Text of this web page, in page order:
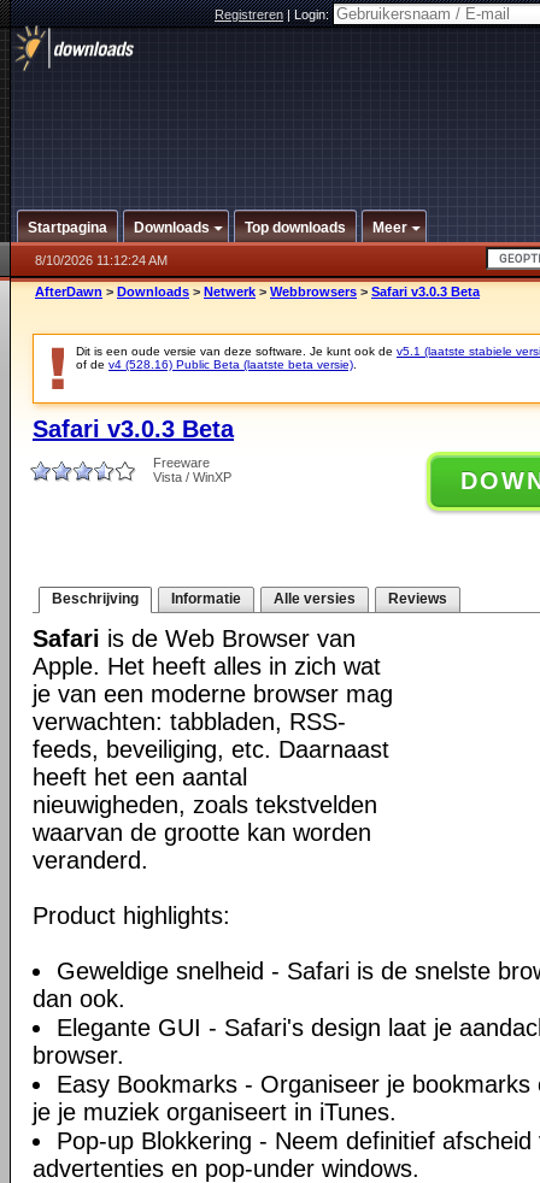
Registreren|Login:
Startpagina Downloads Top downloads Meer
8/10/2026 11:12:24 AM
AfterDawn > Downloads > Netwerk > Webbrowsers > Safari v3.0.3 Beta
Dit is een oude versie van deze software. Je kunt ook de v5.1 (laatste stabiele
of de v4 (528.16) Public Beta (laatste beta versie)
Safari v3.0.3 Beta
Freeware
Vista / WinXP
Beschrijving Informatie Alle versies Reviews
Safari is de Web Browser van
Apple. Het heeft alles in zich wat
je van een moderne browser mag
verwachten: tabbladen, RSS-
feeds, beveiliging, etc. Daarnaast
heeft het een aantal
nieuwigheden, zoals tekstvelden
waarvan de grootte kan worden
veranderd.
Product highlights:
Geweldige snelheid - Safari is de snelste
dan ook.
Elegante GUI - Safari's design laat je
browser.
Easy Bookmarks - Organiseer je
je je muziek organiseert in iTunes.
Pop-up Blokkering - Neem definitief
advertenties en pop-under windows.